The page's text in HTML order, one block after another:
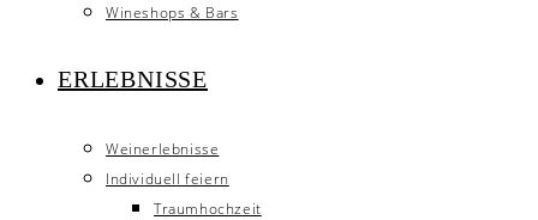
Wineshops & Bars
ERLEBNISSE
Weinerlebnisse
Individuell feiern
Traumhochzeit